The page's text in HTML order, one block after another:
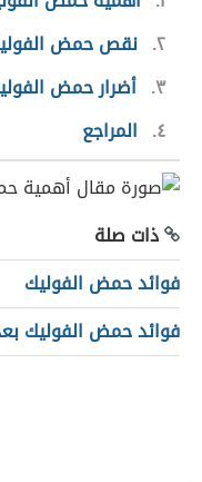
٢ نقص حمض
٣ أضرار حمض
٤
المراجع
ذات صلة
فوائد حمض الفوليك
فوائد حمض الفوليك